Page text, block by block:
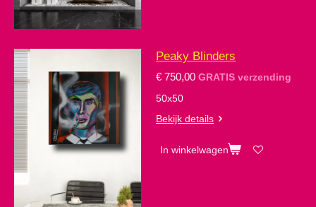
Peaky Blinders
€ 750,00 GRATIS verzending
50x50
Bekijk details
In winkelwagen